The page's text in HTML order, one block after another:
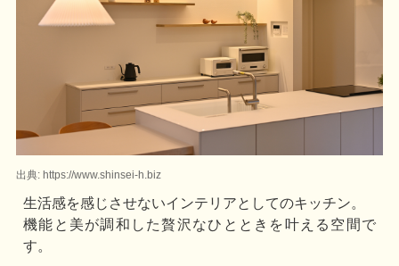
出典: https://www.shinsei-h.biz
生活感を感じさせないインテリアとしてのキッチン。
機能と美が調和した贅沢なひとときを叶える空間で
す。